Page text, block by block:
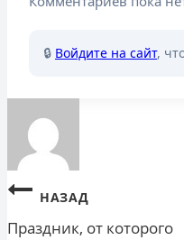
🔒 Войдите на сайт,
Навигация
по
НАЗАД
Праздник, от которого